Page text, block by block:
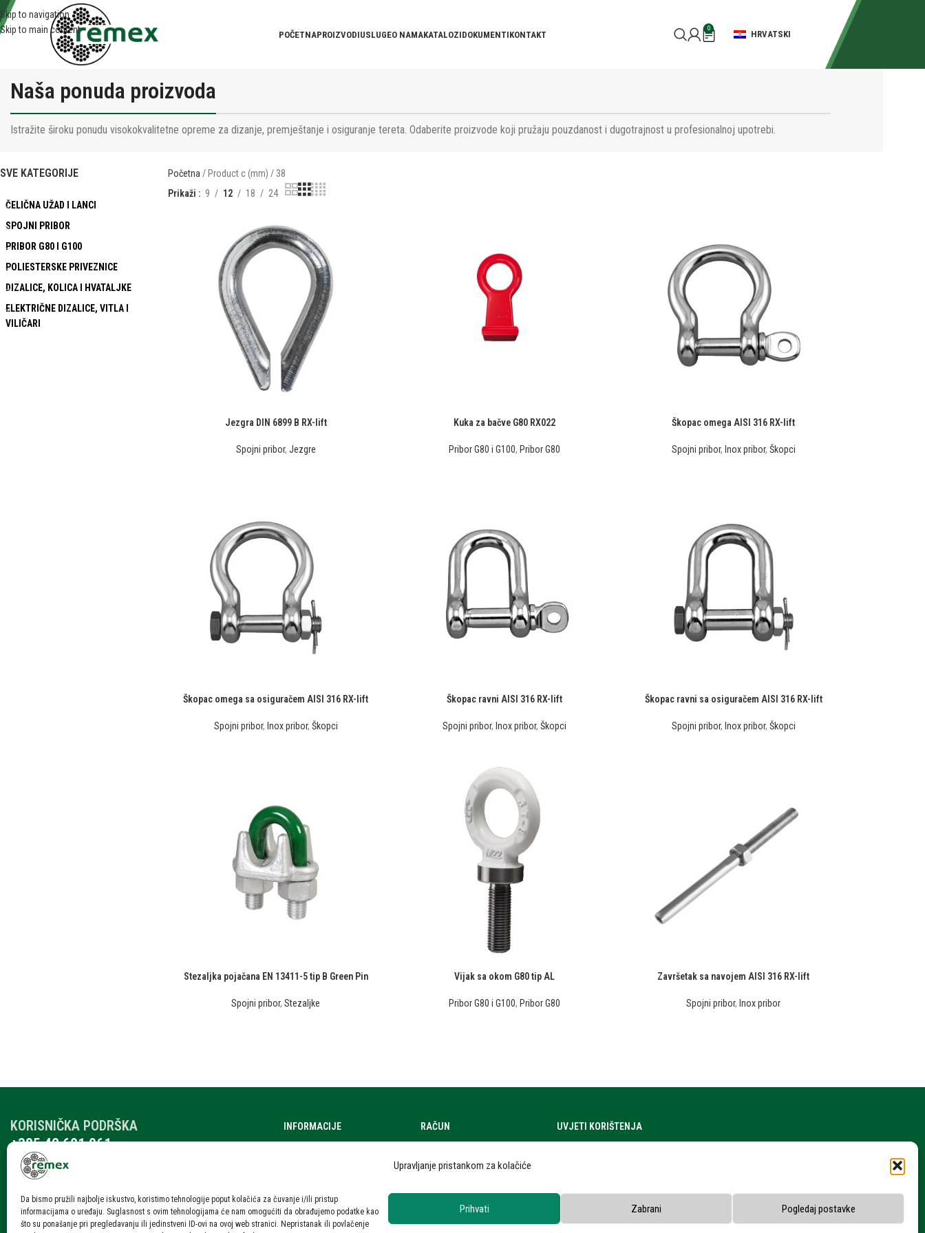
Upravljanje pristankom za kolačiće
Da bismo pružili najbolje iskustvo, koristimo tehnologije poput kolačića za čuvanje i/ili pristup
informacijama o uređaju. Suglasnost s ovim tehnologijama će nam omogućiti da obrađujemo podatke kao
što su ponašanje pri pregledavanju ili jedinstveni ID-ovi na ovoj web stranici. Nepristanak ili povlačenje
Prihvati Zabrani Pogledaj postavke
Skip to navigation
Skip to main content
POČETNAPROIZVODIUSLUGEO NAMAKATALOZIDOKUMENTIKONTAKT
0
HRVATSKI
Naša ponuda proizvoda
Istražite široku ponudu visokokvalitetne opreme za dizanje, premještanje i osiguranje tereta. Odaberite proizvode koji pružaju pouzdanost i dugotrajnost u profesionalnoj upotrebi.
SVE KATEGORIJE
ČELIČNA UŽAD I LANCI
SPOJNI PRIBOR
PRIBOR G80 I G100
POLIESTERSKE PRIVEZNICE
DIZALICE, KOLICA I HVATALJKE
ELEKTRIČNE DIZALICE, VITLA I
VILIČARI
Početna Product c (mm) 38
Prikaži
9 12 18 24
Jezgra DIN 6899 B RX-lift
Spojni pribor, Jezgre
Kuka za bačve G80 RX022
Pribor G80 i G100,Pribor G80
Škopac omega AISI 316 RX-lift
Spojni pribor, Inox pribor, Škopci
Škopac omega sa osiguračem AISI 316 RX-lift
Spojni pribor, Inox pribor, Škopci
Škopac ravni AISI 316 RX-lift
Spojni pribor, Inox pribor,Škopci
Škopac ravni sa osiguračem AISI 316 RX-lift
Spojni pribor, Inox pribor, Škopci
Stezaljka pojačana EN 13411-5 tip B Green Pin
Spojni pribor,Stezaljke
Vijak sa okom G80 tip AL
Pribor G80 i G100,Pribor G80
Završetak sa navojem AISI 316 RX-lift
Spojni pribor,Inox pribor
KORISNIČKA PODRŠKA
+385 42 601 061
remex@rmx.nikola-it.hr
Ponedjeljak – Petak: 7:30-15:30
INFORMACIJE
Karijera
Blog i novosti
RAČUN
Zahtjev za ponudom
UVJETI KORIŠTENJA
Privatnost korisnika